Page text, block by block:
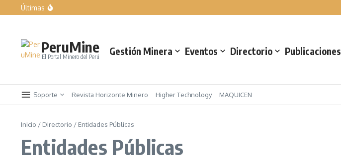
Últimas
LIQUI MOLY exhibe las soluciones para el taller del mañana en Automechanika
PeruMine
El Portal Minero del Perú Gestión Minera Eventos Directorio Publicaciones
Soporte Revista Horizonte Minero Higher Technology MAQUICEN
Inicio / Directorio / Entidades Públicas
Entidades Públicas